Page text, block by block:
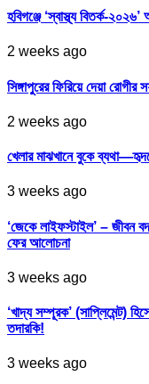
হবিগঞ্জে ‘স্বাস্থ্য বিতর্ক-২০২৬’
2 weeks ago
সিঙ্গাপুরের ফিরিয়ে দেয়া
2 weeks ago
খেলার মাঝখানে বুকে
3 weeks ago
‘জেকে লাইফস্টাইল’ – জীবন
ফের আলোচনা
3 weeks ago
‘খাদ্য সম্পূরক’ (সাপ্লিমেন্ট)
তদারকি!
3 weeks ago